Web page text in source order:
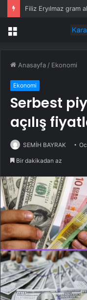
Menü
Anasayfa / Ekonomi
Ekonomi
Serbest
açılış
SEMİH BAYRAK
Bir dakikadan az